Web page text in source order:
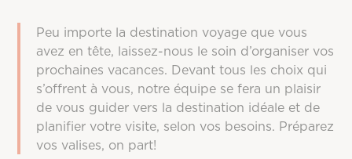
Peu importe la destination voyage que vous
avez en tête, laissez-nous le soin d’organiser vos
prochaines vacances. Devant tous les choix qui
s’offrent à vous, notre équipe se fera un plaisir
de vous guider vers la destination idéale et de
planifier votre visite, selon vos besoins. Préparez
vos valises, on part!